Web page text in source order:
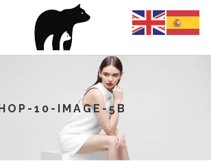
10-IMAGE-5B